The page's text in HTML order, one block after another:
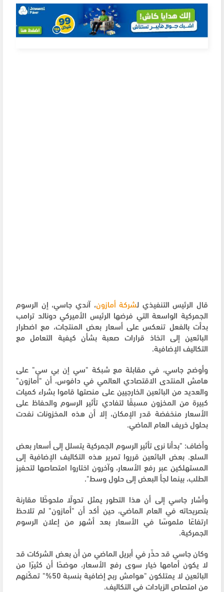
قال الرئيس التنفيذي لشركة أمازون، آندي جاسي، إن الرسوم
الجمركية الواسعة التي فرضها الرئيس الأميركي دونالد ترامب
بدأت بالفعل تنعكس على أسعار بعض المنتجات، مع اضطرار
البائعين إلى اتخاذ قرارات صعبة بشأن كيفية التعامل مع
التكاليف الإضافية.
وأوضح جاسي، في مقابلة مع شبكة "سي إن بي سي" على
هامش المنتدى الاقتصادي العالمي في دافوس، أن "أمازون"
والعديد من البائعين الخارجيين على منصتها قاموا بشراء كميات
كبيرة من المخزون مسبقًا لتفادي تأثير الرسوم والحفاظ على
الأسعار منخفضة قدر الإمكان، إلا أن هذه المخزونات نفدت
بحلول خريف العام الماضي.
وأضاف: "بدأنا نرى تأثير الرسوم الجمركية يتسلل إلى أسعار بعض
السلع. بعض البائعين قرروا تمرير هذه التكاليف الإضافية إلى
المستهلكين عبر رفع الأسعار، وآخرون اختاروا امتصاصها لتحفيز
الطلب، بينما لجأ البعض إلى حلول وسط".
وأشار جاسي إلى أن هذا التطور يمثل تحولًا ملحوظًا مقارنة
بتصريحاته في العام الماضي، حين أكد أن "أمازون" لم تلاحظ
ارتفاعًا ملموسًا في الأسعار بعد أشهر من إعلان الرسوم
الجمركية.
وكان جاسي قد حذّر في أبريل الماضي من أن بعض الشركات قد
لا يكون أمامها خيار سوى رفع الأسعار، موضحًا أن كثيرًا من
البائعين لا يمتلكون "هوامش ربح إضافية بنسبة 50%" تمكّنهم
من امتصاص الزيادات في التكاليف.